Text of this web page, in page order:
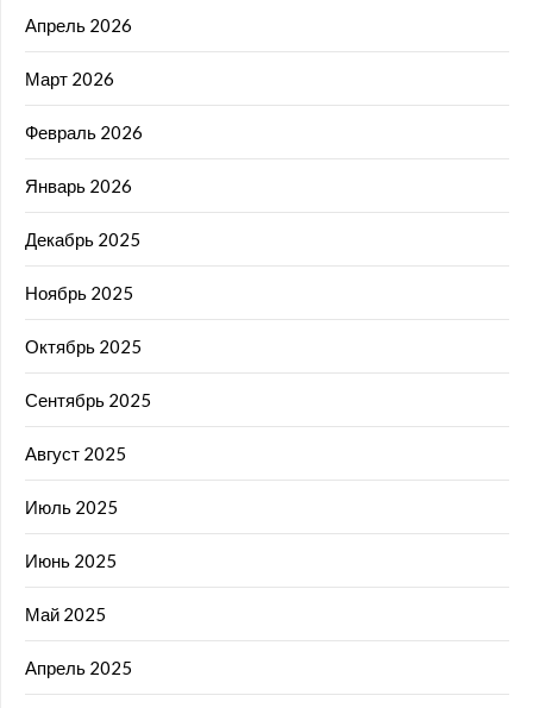
Апрель 2026
Март 2026
Февраль 2026
Январь 2026
Декабрь 2025
Ноябрь 2025
Октябрь 2025
Сентябрь 2025
Август 2025
Июль 2025
Июнь 2025
Май 2025
Апрель 2025